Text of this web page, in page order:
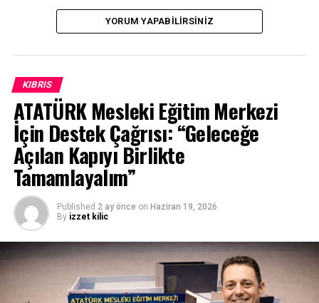
YORUM YAPABILIRSINIZ
KIBRIS
ATATÜRK Mesleki Eğitim Merkezi
İçin Destek Çağrısı: “Geleceğe
Açılan Kapıyı Birlikte
Tamamlayalım”
Published 2 ay önce on Haziran 19, 2026
By izzet kilic